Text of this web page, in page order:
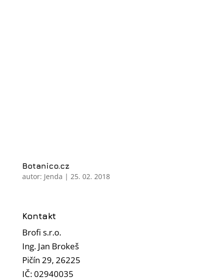
Botanico.cz
autor: Jenda | 25. 02. 2018
Kontakt
Brofi s.r.o.
Ing. Jan Brokeš
Pičín 29, 26225
IČ: 02940035